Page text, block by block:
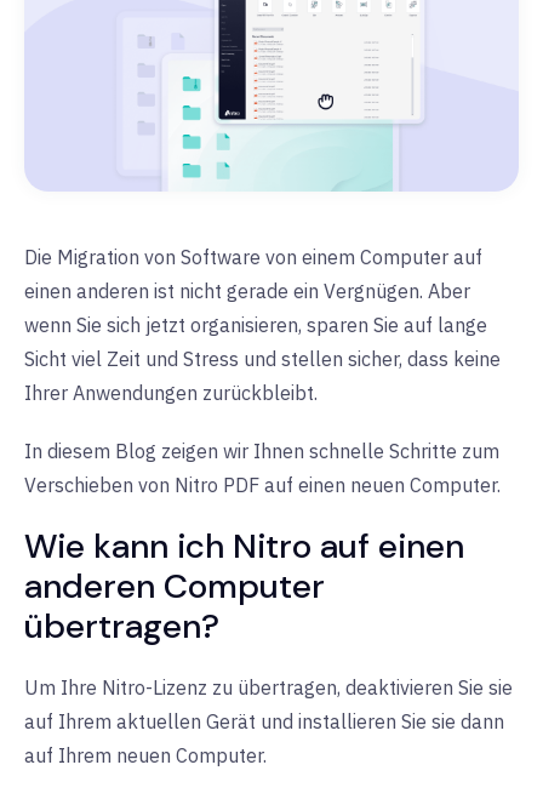
Die Migration von Software von einem Computer auf
einen anderen ist nicht gerade ein Vergnügen. Aber
wenn Sie sich jetzt organisieren, sparen Sie auf lange
Sicht viel Zeit und Stress und stellen sicher, dass keine
Ihrer Anwendungen zurückbleibt.
In diesem Blog zeigen wir Ihnen schnelle Schritte zum
Verschieben von Nitro PDF auf einen neuen Computer.
Wie kann ich Nitro auf einen
anderen Computer
übertragen?
Um Ihre Nitro-Lizenz zu übertragen, deaktivieren Sie sie
auf Ihrem aktuellen Gerät und installieren Sie sie dann
auf Ihrem neuen Computer.